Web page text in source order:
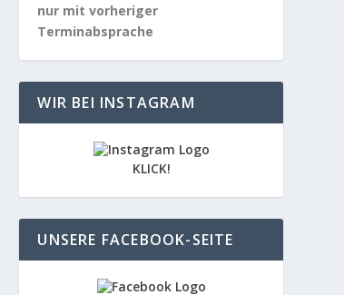
nur mit vorheriger
Terminabsprache
WIR BEI INSTAGRAM
KLICK!
UNSERE FACEBOOK-SEITE